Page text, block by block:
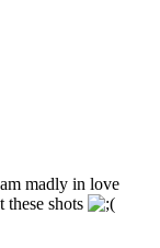
madly in love
shots